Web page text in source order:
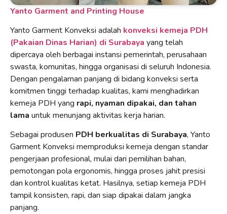
Yanto Garment and Printing House
Yanto Garment Konveksi adalah konveksi kemeja PDH
(Pakaian Dinas Harian) di Surabaya yang telah
dipercaya oleh berbagai instansi pemerintah, perusahaan
swasta, komunitas, hingga organisasi di seluruh Indonesia.
Dengan pengalaman panjang di bidang konveksi serta
komitmen tinggi terhadap kualitas, kami menghadirkan
kemeja PDH yang rapi, nyaman dipakai, dan tahan
lama untuk menunjang aktivitas kerja harian.
Sebagai produsen PDH berkualitas di Surabaya, Yanto
Garment Konveksi memproduksi kemeja dengan standar
pengerjaan profesional, mulai dari pemilihan bahan,
pemotongan pola ergonomis, hingga proses jahit presisi
dan kontrol kualitas ketat. Hasilnya, setiap kemeja PDH
tampil konsisten, rapi, dan siap dipakai dalam jangka
panjang.